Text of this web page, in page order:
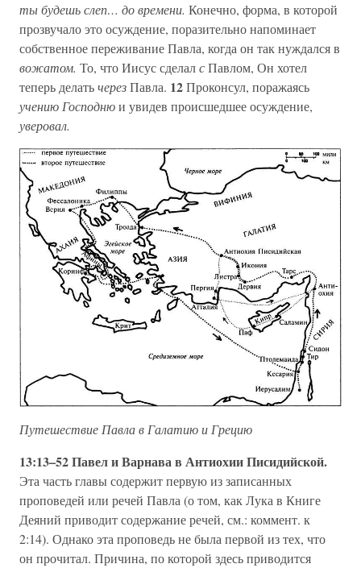
ты будешь слеп… до времени. Конечно, форма, в которой
прозвучало это осуждение, поразительно напоминает
собственное переживание Павла, когда он так нуждался в
вожатом. То, что Иисус сделалсПавлом, Он хотел
теперь делатьчерезПавла. 12Проконсул, поражаясь
учению Господнюи увидев происшедшее осуждение,
уверовал.
Путешествие Павла в Галатию и Грецию
13:13–52 Павел и Варнава в Антиохии Писидийской.
Эта часть главы содержит первую из записанных
проповедей или речей Павла (о том, как Лука в Книге
Деяний приводит содержание речей, см.: коммент. к
2:14). Однако эта проповедь не была первой из тех, что
он прочитал. Причина, по которой здесь приводится